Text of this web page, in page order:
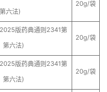
六法)
20g/袋
版药典通则2341第
第六法)
20g/袋
版药典通则2341第
第六法)
20g/袋